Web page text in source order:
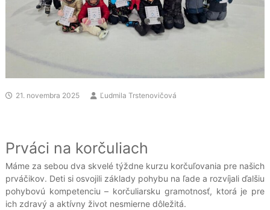
21. novembra 2025 Ľudmila Trstenovičová
Prváci na korčuliach
Máme za sebou dva skvelé týždne kurzu korčuľovania pre našich
prváčikov. Deti si osvojili základy pohybu na ľade a rozvíjali ďalšiu
pohybovú kompetenciu – korčuliarsku gramotnosť, ktorá je pre
ich zdravý a aktívny život nesmierne dôležitá.